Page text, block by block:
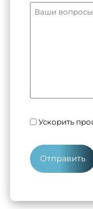
вопросы
Ускорить